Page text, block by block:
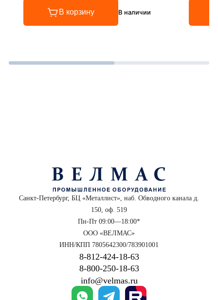
В корзину В наличии
Санкт-Петербург, БЦ «Металлист», наб. Обводного канала д.
150, оф. 519
Пн-Пт 09:00—18:00*
ООО «ВЕЛМАС»
ИНН/КПП 7805642300/783901001
8‑812‑424‑18‑63
8‑800‑250‑18‑63
info@velmas.ru